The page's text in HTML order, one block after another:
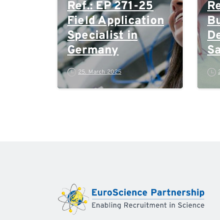
Ref.: EP 271-25
Field Application
Specialist in
Germany
25. March 2025